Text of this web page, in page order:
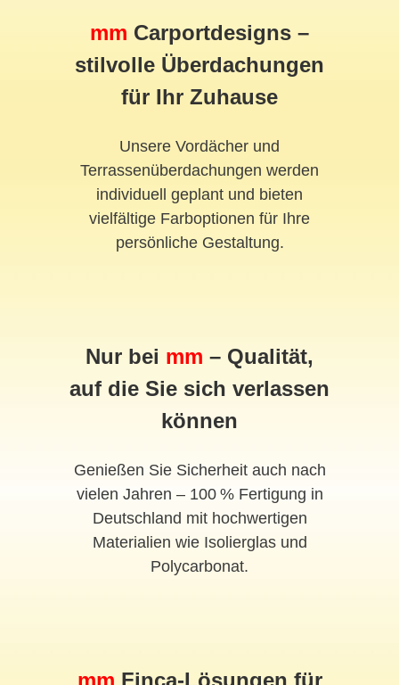
mm Carportdesigns –
stilvolle Überdachungen
für Ihr Zuhause
Unsere Vordächer und
Terrassenüberdachungen werden
individuell geplant und bieten
vielfältige Farboptionen für Ihre
persönliche Gestaltung.
Nur bei mm – Qualität,
auf die Sie sich verlassen
können
Genießen Sie Sicherheit auch nach
vielen Jahren – 100 % Fertigung in
Deutschland mit hochwertigen
Materialien wie Isolierglas und
Polycarbonat.